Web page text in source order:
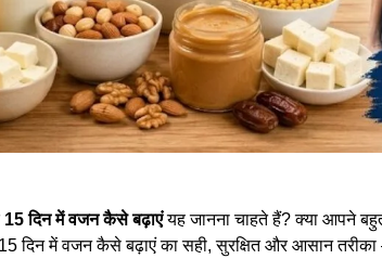
15 दिन में वजन कैसे बढ़ाएंयह जानना चाहते हैं? क्या आपने
दिन में वजन कैसे बढ़ाएं का सही, सुरक्षित और आसान